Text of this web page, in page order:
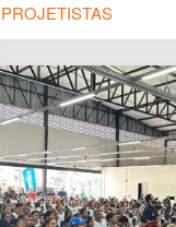
PROJETISTAS